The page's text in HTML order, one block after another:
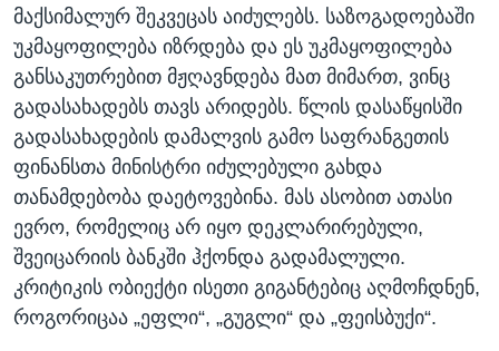
მაქსიმალურ შეკვეცას აიძულებს. საზოგადოებაში
უკმაყოფილება იზრდება და ეს უკმაყოფილება
განსაკუთრებით მჟღავნდება მათ მიმართ, ვინც
გადასახადებს თავს არიდებს. წლის დასაწყისში
გადასახადების დამალვის გამო საფრანგეთის
ფინანსთა მინისტრი იძულებული გახდა
თანამდებობა დაეტოვებინა. მას ასობით ათასი
ევრო, რომელიც არ იყო დეკლარირებული,
შვეიცარიის ბანკში ჰქონდა გადამალული.
კრიტიკის ობიექტი ისეთი გიგანტებიც აღმოჩდნენ,
როგორიცაა „ეფლი“, „გუგლი“ და „ფეისბუქი“.